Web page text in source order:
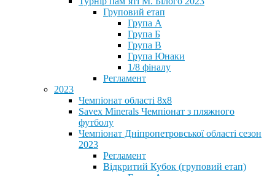
Груповий етап
Група А
Група Б
Група В
Група Юнаки
1/8 фіналу
Регламент
2023
Чемпіонат області 8х8
Savex Minerals Чемпіонат з пляжного
футболу
Чемпіонат Дніпропетровської області сезон
2023
Регламент
Відкритий Кубок (груповий етап)